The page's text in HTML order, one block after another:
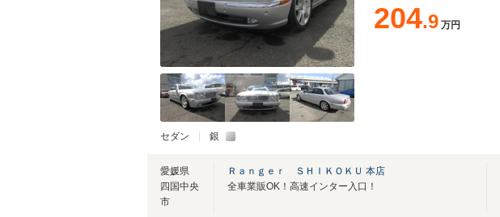
セダン 銀
204.9 万円
愛媛県
四国中央
市
Ｒａｎｇｅｒ ＳＨＩＫＯＫＵ 本店
全車業販OK！高速インター入口！